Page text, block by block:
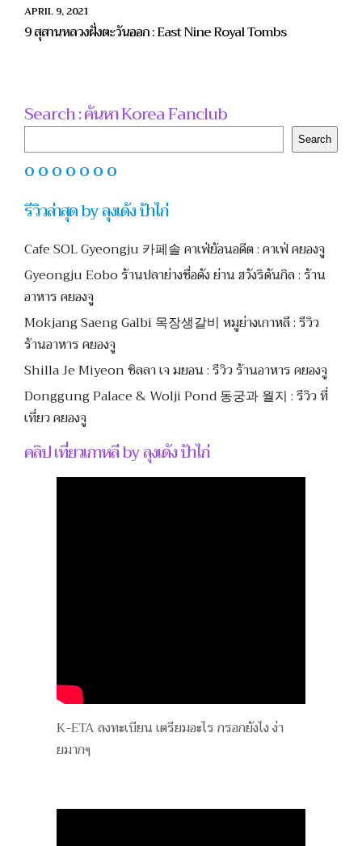
APRIL 9, 2021
9 สุสานหลวงฝั่งตะวันออก : East Nine Royal Tombs
Search : ค้นหา Korea Fanclub
Search
O O O O O O O
รีวิวล่าสุด by ลุงเด้ง ป้าไก่
Cafe SOL Gyeongju 카페솔 คาเฟ่ย้อนอดีต : คาเฟ่ คยองจู
Gyeongju Eobo ร้านปลาย่างชื่อดัง ย่าน ฮวังริดันกิล : ร้าน
อาหาร คยองจู
Mokjang Saeng Galbi 목장생갈비 หมูย่างเกาหลี : รีวิว
ร้านอาหาร คยองจู
Shilla Je Miyeon ชิลลา เจ มยอน : รีวิว ร้านอาหาร คยองจู
Donggung Palace & Wolji Pond 동궁과 월지 : รีวิว ที่
เที่ยว คยองจู
คลิป เที่ยวเกาหลี by ลุงเด้ง ป้าไก่
K-ETA ลงทะเบียน เตรียมอะไร กรอกยังไง ง่า
ยมากๆ